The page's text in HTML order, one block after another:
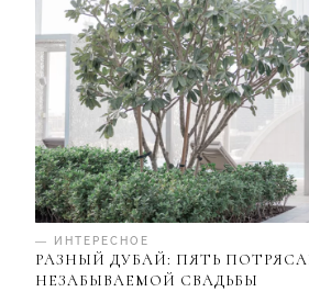
— ИНТЕРЕСНОЕ
РАЗНЫЙ ДУБАЙ: ПЯТЬ
НЕЗАБЫВАЕМОЙ СВАДЬБЫ